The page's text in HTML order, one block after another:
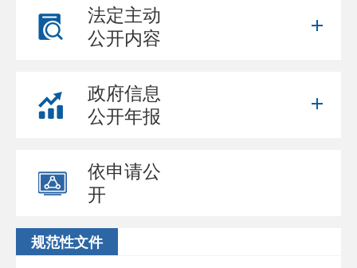
法定主动
公开内容
政府信息
公开年报
依申请公
开
规范性文件